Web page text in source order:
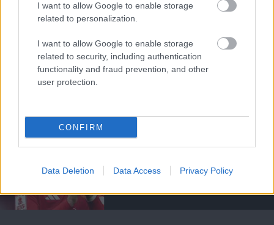
I want to allow Google to enable storage
related to personalization.
I want to allow Google to enable storage
related to security, including authentication
functionality and fraud prevention, and other
user protection.
CONFIRM
Data Deletion Data Access Privacy Policy
EGYEZSÉG SZÜLETETT
EDERSON VÉTELÁRÁBAN